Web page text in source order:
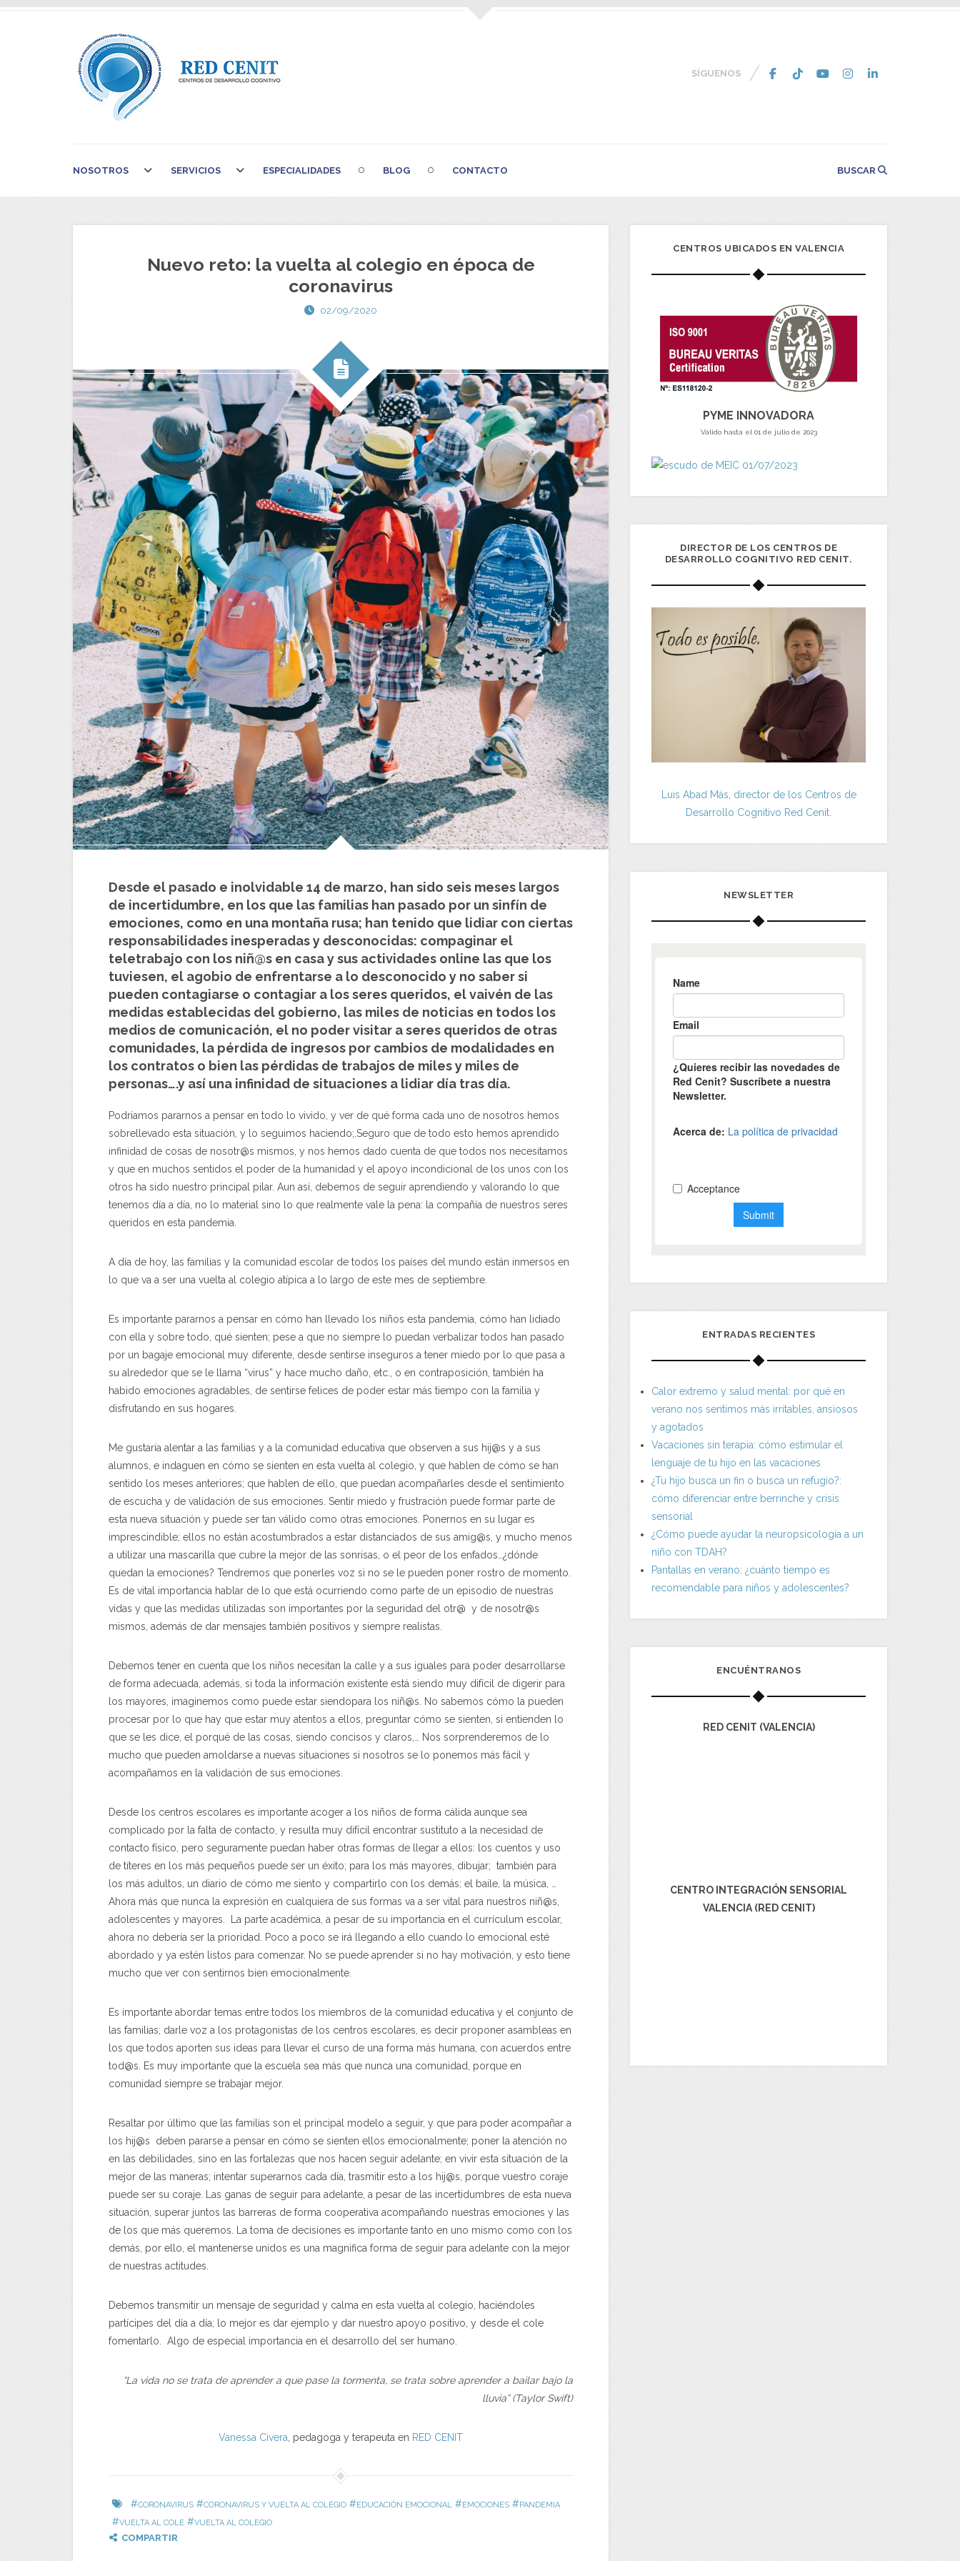
SÍGUENOS
NOSOTROS SERVICIOS ESPECIALIDADES BLOG CONTACTO BUSCAR
Nuevo reto: la vuelta al colegio en época de
coronavirus
02/09/2020
Desde el pasado e inolvidable 14 de marzo, han sido seis meses largos
de incertidumbre, en los que las familias han pasado por un sinfín de
emociones, como en una montaña rusa; han tenido que lidiar con ciertas
responsabilidades inesperadas y desconocidas: compaginar el
teletrabajo con los niñ@s en casa y sus actividades online las que los
tuviesen, el agobio de enfrentarse a lo desconocido y no saber si
pueden contagiarse o contagiar a los seres queridos, el vaivén de las
medidas establecidas del gobierno, las miles de noticias en todos los
medios de comunicación, el no poder visitar a seres queridos de otras
comunidades, la pérdida de ingresos por cambios de modalidades en
los contratos o bien las pérdidas de trabajos de miles y miles de
personas….y así una infinidad de situaciones a lidiar día tras día.
Podríamos pararnos a pensar en todo lo vivido, y ver de qué forma cada uno de nosotros hemos
sobrellevado esta situación, y lo seguimos haciendo;.Seguro que de todo esto hemos aprendido
infinidad de cosas de nosotr@s mismos, y nos hemos dado cuenta de que todos nos necesitamos
y que en muchos sentidos el poder de la humanidad y el apoyo incondicional de los unos con los
otros ha sido nuestro principal pilar. Aun así, debemos de seguir aprendiendo y valorando lo que
tenemos día a día, no lo material sino lo que realmente vale la pena: la compañía de nuestros seres
queridos en esta pandemia.
A día de hoy, las familias y la comunidad escolar de todos los países del mundo están inmersos en
lo que va a ser una vuelta al colegio atípica a lo largo de este mes de septiembre.
Es importante pararnos a pensar en cómo han llevado los niños esta pandemia, cómo han lidiado
con ella y sobre todo, qué sienten; pese a que no siempre lo puedan verbalizar todos han pasado
por un bagaje emocional muy diferente, desde sentirse inseguros a tener miedo por lo que pasa a
su alrededor que se le llama “virus” y hace mucho daño, etc., o en contraposición, también ha
habido emociones agradables, de sentirse felices de poder estar más tiempo con la familia y
disfrutando en sus hogares.
Me gustaría alentar a las familias y a la comunidad educativa que observen a sus hij@s y a sus
alumnos, e indaguen en cómo se sienten en esta vuelta al colegio, y que hablen de cómo se han
sentido los meses anteriores; que hablen de ello, que puedan acompañarles desde el sentimiento
de escucha y de validación de sus emociones. Sentir miedo y frustración puede formar parte de
esta nueva situación y puede ser tan válido como otras emociones. Ponernos en su lugar es
imprescindible; ellos no están acostumbrados a estar distanciados de sus amig@s, y mucho menos
a utilizar una mascarilla que cubre la mejor de las sonrisas, o el peor de los enfados…¿dónde
quedan la emociones? Tendremos que ponerles voz si no se le pueden poner rostro de momento.
Es de vital importancia hablar de lo que está ocurriendo como parte de un episodio de nuestras
vidas y que las medidas utilizadas son importantes por la seguridad del otr@ y de nosotr@s
mismos, además de dar mensajes también positivos y siempre realistas.
Debemos tener en cuenta que los niños necesitan la calle y a sus iguales para poder desarrollarse
de forma adecuada, además, si toda la información existente está siendo muy difícil de digerir para
los mayores, imaginemos como puede estar siendopara los niñ@s. No sabemos cómo la pueden
procesar por lo que hay que estar muy atentos a ellos, preguntar cómo se sienten, si entienden lo
que se les dice, el porqué de las cosas, siendo concisos y claros,… Nos sorprenderemos de lo
mucho que pueden amoldarse a nuevas situaciones si nosotros se lo ponemos más fácil y
acompañamos en la validación de sus emociones.
Desde los centros escolares es importante acoger a los niños de forma cálida aunque sea
complicado por la falta de contacto, y resulta muy difícil encontrar sustituto a la necesidad de
contacto físico, pero seguramente puedan haber otras formas de llegar a ellos: los cuentos y uso
de títeres en los más pequeños puede ser un éxito; para los más mayores, dibujar; también para
los más adultos, un diario de cómo me siento y compartirlo con los demás; el baile, la música, …
Ahora más que nunca la expresión en cualquiera de sus formas va a ser vital para nuestros niñ@s,
adolescentes y mayores. La parte académica, a pesar de su importancia en el currículum escolar,
ahora no debería ser la prioridad. Poco a poco se irá llegando a ello cuando lo emocional esté
abordado y ya estén listos para comenzar. No se puede aprender si no hay motivación, y esto tiene
mucho que ver con sentirnos bien emocionalmente.
Es importante abordar temas entre todos los miembros de la comunidad educativa y el conjunto de
las familias; darle voz a los protagonistas de los centros escolares, es decir proponer asambleas en
los que todos aporten sus ideas para llevar el curso de una forma más humana, con acuerdos entre
tod@s. Es muy importante que la escuela sea más que nunca una comunidad, porque en
comunidad siempre se trabajar mejor.
Resaltar por último que las familias son el principal modelo a seguir, y que para poder acompañar a
los hij@s deben pararse a pensar en cómo se sienten ellos emocionalmente; poner la atención no
en las debilidades, sino en las fortalezas que nos hacen seguir adelante; en vivir esta situación de la
mejor de las maneras; intentar superarnos cada día, trasmitir esto a los hij@s, porque vuestro coraje
puede ser su coraje. Las ganas de seguir para adelante, a pesar de las incertidumbres de esta nueva
situación, superar juntos las barreras de forma cooperativa acompañando nuestras emociones y las
de los que más queremos. La toma de decisiones es importante tanto en uno mismo como con los
demás, por ello, el mantenerse unidos es una magnifica forma de seguir para adelante con la mejor
de nuestras actitudes.
Debemos transmitir un mensaje de seguridad y calma en esta vuelta al colegio, haciéndoles
partícipes del día a día; lo mejor es dar ejemplo y dar nuestro apoyo positivo, y desde el cole
fomentarlo. Algo de especial importancia en el desarrollo del ser humano.
“La vida no se trata de aprender a que pase la tormenta, se trata sobre aprender a bailar bajo la
lluvia”(Taylor Swift)
Vanessa Civera , pedagoga y terapeuta en RED CENIT
#CORONAVIRUS #CORONAVIRUS Y VUELTA AL COLEGIO #EDUCACIÓN EMOCIONAL #EMOCIONES #PANDEMIA
#VUELTA AL COLE #VUELTA AL COLEGIO
COMPARTIR
CENTROS UBICADOS EN VALENCIA
PYME INNOVADORA
Válido hasta el 01 de julio de 2023
DIRECTOR DE LOS CENTROS DE
DESARROLLO COGNITIVO RED CENIT.
Luis Abad Más, director de los Centros de
Desarrollo Cognitivo Red Cenit.
NEWSLETTER
ENTRADAS RECIENTES
Calor extremo y salud mental: por qué en
verano nos sentimos más irritables, ansiosos
y agotados
Vacaciones sin terapia: cómo estimular el
lenguaje de tu hijo en las vacaciones
¿Tu hijo busca un fin o busca un refugio?:
cómo diferenciar entre berrinche y crisis
sensorial
¿Cómo puede ayudar la neuropsicología a un
niño con TDAH?
Pantallas en verano: ¿cuánto tiempo es
recomendable para niños y adolescentes?
ENCUÉNTRANOS
RED CENIT (VALENCIA)
CENTRO INTEGRACIÓN SENSORIAL
VALENCIA (RED CENIT)